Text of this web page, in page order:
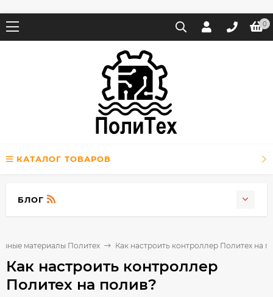
0
КАТАЛОГ ТОВАРОВ
материалы Политех Как настроить контроллер Политех на
Как настроить контроллер
Политех на полив?
БЛОГ